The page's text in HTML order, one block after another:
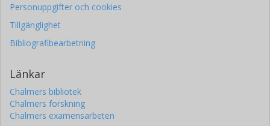
Personuppgifter och cookies
Tillgänglighet
Bibliografibearbetning
Länkar
Chalmers bibliotek
Chalmers forskning
Chalmers examensarbeten